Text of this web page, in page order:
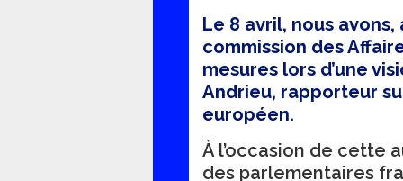
Le 8 avril, nous
commission des
mesures lors d’une
Andrieu, rapporteur
européen.
À l’occasion de cette
des parlementaires